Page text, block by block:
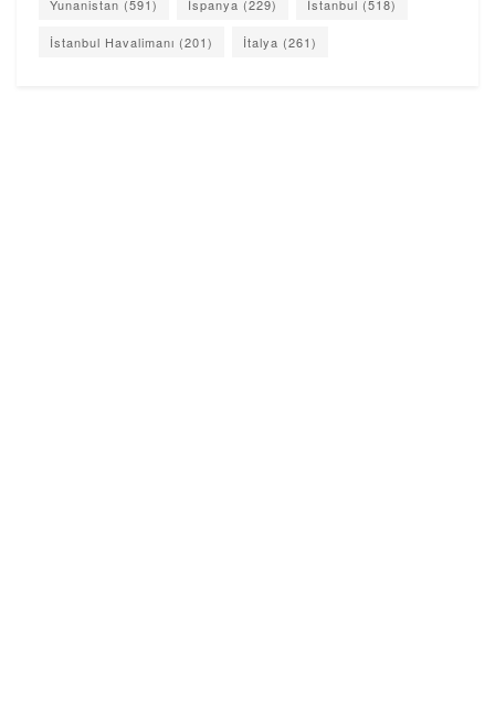
Yunanistan (591) İspanya (229) İstanbul (518)
İstanbul Havalimanı (201) İtalya (261)